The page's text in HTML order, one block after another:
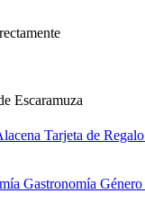
Tarjeta de Regalo
Gastronomía Género